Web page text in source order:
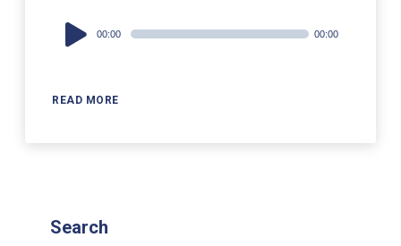
READ MORE
Audio
Player
00:00 00:00
Search